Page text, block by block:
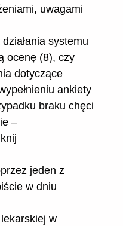
uwagami
systemu
ocenę (8), czy
dotyczące
ankiety
braku chęci
–
jeden z
w dniu
w